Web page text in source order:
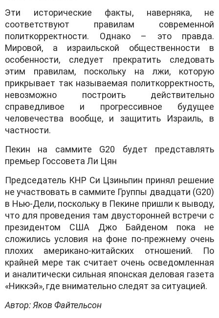
Эти исторические факты, наверняка, не
соответствуют правилам современной
политкорректности. Однако – это правда.
Мировой, а израильской общественности в
особенности, следует прекратить следовать
этим правилам, поскольку на лжи, которую
прикрывает так называемая политкорректность,
невозможно построить действительно
справедливое и прогрессивное будущее
человечества вообще, и защитить Израиль, в
частности.
Пекин на саммите G20 будет представлять
премьер Госсовета Ли Цян
Председатель КНР Си Цзиньпин принял решение
не участвовать в саммите Группы двадцати (G20)
в Нью-Дели, поскольку в Пекине пришли к выводу,
что для проведения там двусторонней встречи с
президентом США Джо Байденом пока не
сложились условия на фоне по-прежнему очень
плохих американо-китайских отношений. По
крайней мере так считает очень осведомленная
и аналитически сильная японская деловая газета
«Никкэй», где внимательно следят за ситуацией.
Автор: Яков Файтельсон